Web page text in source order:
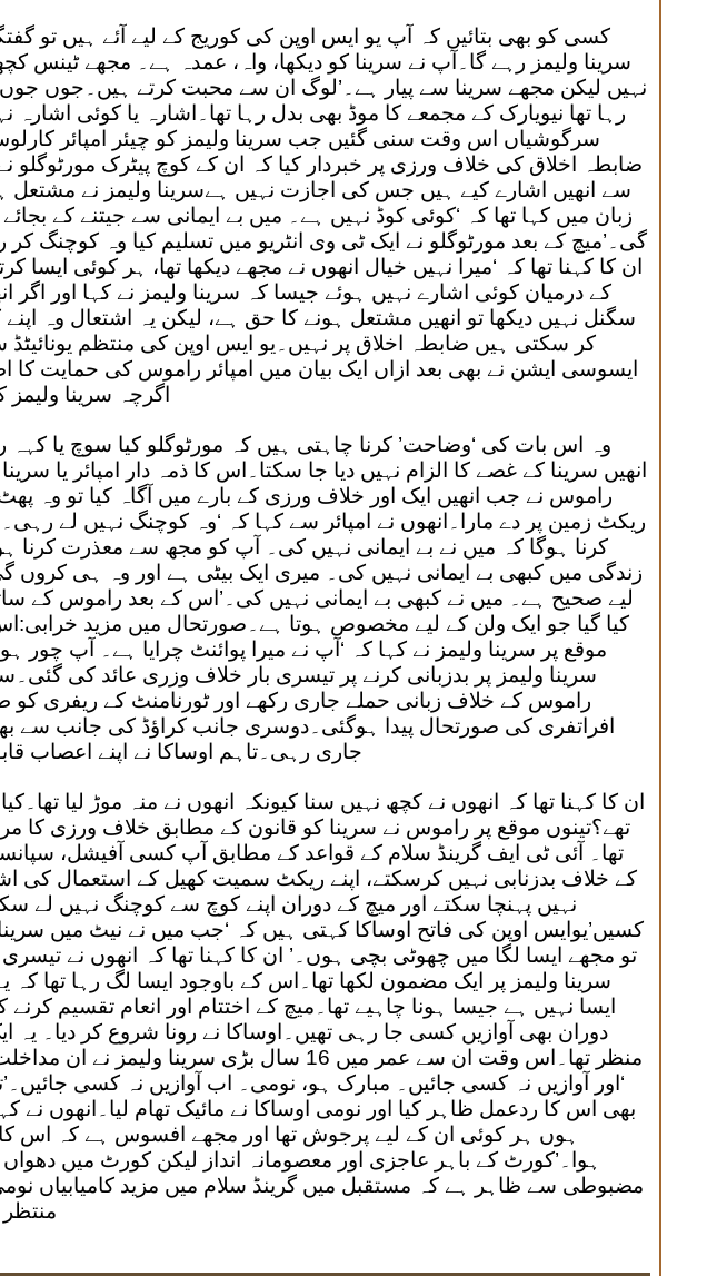
کسی کو بھی بتائیں کہ آپ یو ایس اوپن کی کوریج کے لیے آئے ہیں تو
سرینا ولیمز رہے گا۔آپ نے سرینا کو دیکھا، واہ، عمدہ ہے۔ مجھے ٹینس
نہیں لیکن مجھے سرینا سے پیار ہے۔’لوگ ان سے محبت کرتے ہیں۔جوں جوں
رہا تھا نیویارک کے مجمعے کا موڈ بھی بدل رہا تھا۔اشارہ یا کوئی اشارہ
سرگوشیاں اس وقت سنی گئیں جب سرینا ولیمز کو چیئر امپائر
ضابطہ اخلاق کی خلاف ورزی پر خبردار کیا کہ ان کے کوچ پیٹرک مورٹوگلو
سے انھیں اشارے کیے ہیں جس کی اجازت نہیں ہےسرینا ولیمز نے مشتعل
زبان میں کہا تھا کہ ‘کوئی کوڈ نہیں ہے۔ میں بے ایمانی سے جیتنے کے
گی۔’میچ کے بعد مورٹوگلو نے ایک ٹی وی انٹریو میں تسلیم کیا وہ کوچنگ کر
ان کا کہنا تھا کہ ‘میرا نہیں خیال انھوں نے مجھے دیکھا تھا، ہر کوئی ایسا
کے درمیان کوئی اشارے نہیں ہوئے جیسا کہ سرینا ولیمز نے کہا اور اگر
سگنل نہیں دیکھا تو انھیں مشتعل ہونے کا حق ہے، لیکن یہ اشتعال وہ اپنے
کر سکتی ہیں ضابطہ اخلاق پر نہیں۔یو ایس اوپن کی منتظم
ایسوسی ایشن نے بھی بعد ازاں ایک بیان میں امپائر راموس کی حمایت کا
اگرچہ سرینا ولیمز
وہ اس بات کی ‘وضاحت’ کرنا چاہتی ہیں کہ مورٹوگلو کیا سوچ یا کہہ
انھیں سرینا کے غصے کا الزام نہیں دیا جا سکتا۔اس کا ذمہ دار امپائر یا سرینا
راموس نے جب انھیں ایک اور خلاف ورزی کے بارے میں آگاہ کیا تو وہ پھٹ
ریکٹ زمین پر دے مارا۔انھوں نے امپائر سے کہا کہ ‘وہ کوچنگ نہیں لے
کرنا ہوگا کہ میں نے بے ایمانی نہیں کی۔ آپ کو مجھ سے معذرت کرنا
زندگی میں کبھی بے ایمانی نہیں کی۔ میری ایک بیٹی ہے اور وہ ہی
لیے صحیح ہے۔ میں نے کبھی بے ایمانی نہیں کی۔’اس کے بعد راموس کے
کیا گیا جو ایک ولن کے لیے مخصوص ہوتا ہے۔صورتحال میں مزید
موقع پر سرینا ولیمز نے کہا کہ ‘آپ نے میرا پوائنٹ چرایا ہے۔ آپ چور
سرینا ولیمز پر بدزبانی کرنے پر تیسری بار خلاف وزری عائد کی
راموس کے خلاف زبانی حملے جاری رکھے اور ٹورنامنٹ کے ریفری کو
افراتفری کی صورتحال پیدا ہوگئی۔دوسری جانب کراؤڈ کی جانب سے
جاری رہی۔تاہم اوساکا نے اپنے اعصاب
ان کا کہنا تھا کہ انھوں نے کچھ نہیں سنا کیونکہ انھوں نے منہ موڑ لیا
تھے؟تینوں موقع پر راموس نے سرینا کو قانون کے مطابق خلاف ورزی کا
تھا۔ آئی ٹی ایف گرینڈ سلام کے قواعد کے مطابق آپ کسی آفیشل،
کے خلاف بدزنابی نہیں کرسکتے، اپنے ریکٹ سمیت کھیل کے استعمال کی
نہیں پہنچا سکتے اور میچ کے دوران اپنے کوچ سے کوچنگ نہیں لے
کسیں’یوایس اوپن کی فاتح اوساکا کہتی ہیں کہ ‘جب میں نے نیٹ میں سرینا
تو مجھے ایسا لگا میں چھوٹی بچی ہوں۔’ ان کا کہنا تھا کہ انھوں نے
سرینا ولیمز پر ایک مضمون لکھا تھا۔اس کے باوجود ایسا لگ رہا تھا
ایسا نہیں ہے جیسا ہونا چاہیے تھا۔میچ کے اختتام اور انعام تقسیم
دوران بھی آوازیں کسی جا رہی تھیں۔اوساکا نے رونا شروع کر دیا۔
منظر تھا۔اس وقت ان سے عمر میں 16 سال بڑی سرینا ولیمز
‘اور آوازیں نہ کسی جائیں۔ مبارک ہو، نومی۔ اب آوازیں نہ کسی
بھی اس کا ردعمل ظاہر کیا اور نومی اوساکا نے مائیک تھام لیا۔انھوں نے
ہوں ہر کوئی ان کے لیے پرجوش تھا اور مجھے افسوس ہے کہ اس کا
ہوا۔’کورٹ کے باہر عاجزی اور معصومانہ انداز لیکن کورٹ میں دھواں
مضبوطی سے ظاہر ہے کہ مستقبل میں گرینڈ سلام میں مزید کامیابیاں